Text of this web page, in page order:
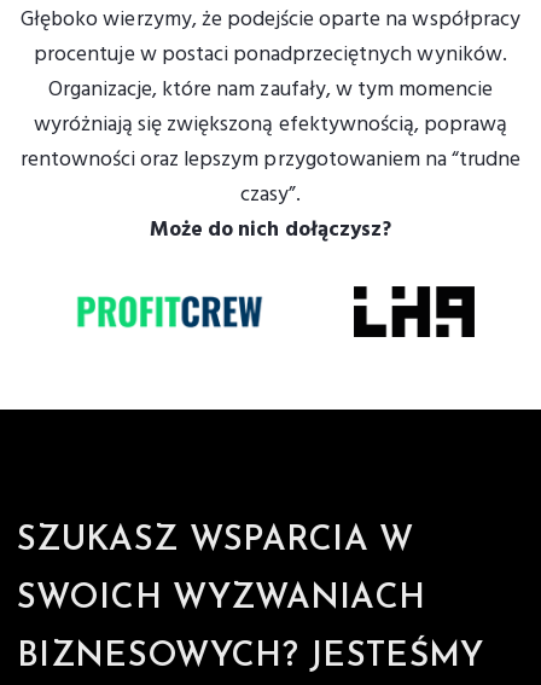
Głęboko wierzymy, że podejście oparte na współpracy
procentuje w postaci ponadprzeciętnych wyników.
Organizacje, które nam zaufały, w tym momencie
wyróżniają się zwiększoną efektywnością, poprawą
rentowności oraz lepszym przygotowaniem na “trudne
czasy”.
Może do nich dołączysz?
SZUKASZ WSPARCIA W
SWOICH WYZWANIACH
BIZNESOWYCH? JESTEŚMY